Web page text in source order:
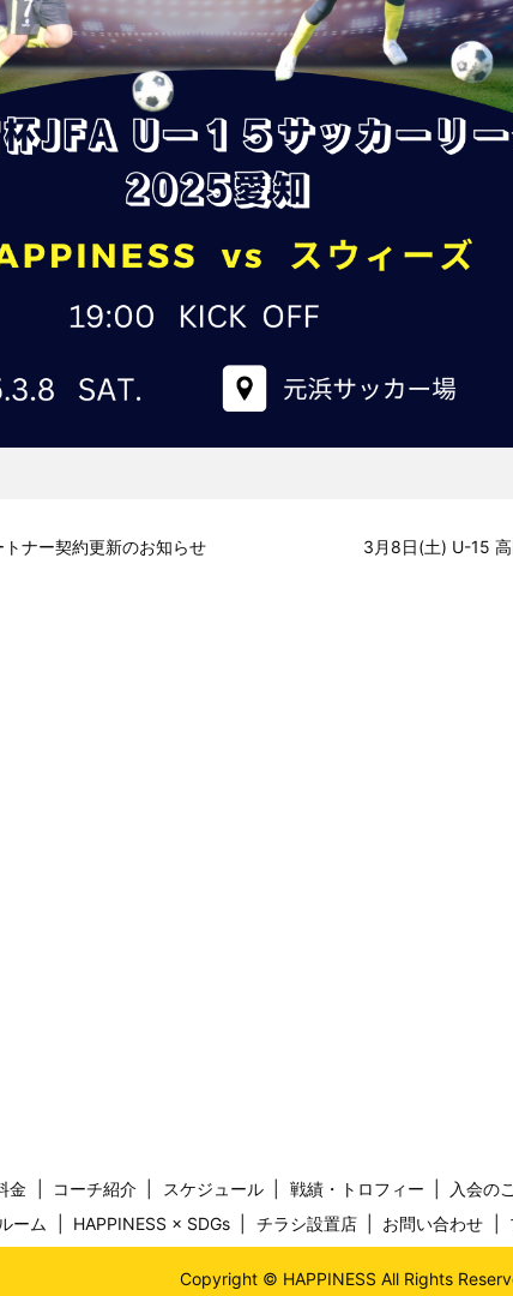
ナー契約更新のお知らせ 3月8日(土) U-15
金 コーチ紹介 スケジュール 戦績・トロフィー 入会の
ーム
HAPPINESS × SDGs チラシ設置店 お問い合わせ
Copyright © HAPPINESS All Rights